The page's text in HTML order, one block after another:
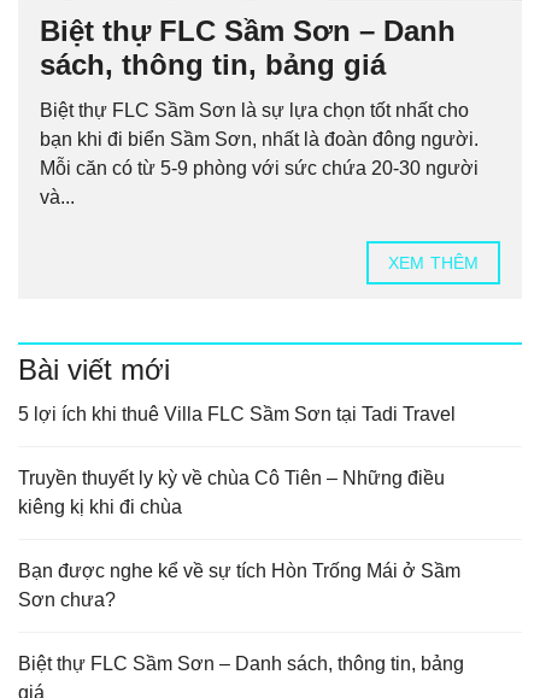
Biệt thự FLC Sầm Sơn – Danh
sách, thông tin, bảng giá
Biệt thự FLC Sầm Sơn là sự lựa chọn tốt nhất cho
bạn khi đi biển Sầm Sơn, nhất là đoàn đông người.
Mỗi căn có từ 5-9 phòng với sức chứa 20-30 người
và...
XEM THÊM
Bài viết mới
5 lợi ích khi thuê Villa FLC Sầm Sơn tại Tadi Travel
Truyền thuyết ly kỳ về chùa Cô Tiên – Những điều
kiêng kị khi đi chùa
Bạn được nghe kể về sự tích Hòn Trống Mái ở Sầm
Sơn chưa?
Biệt thự FLC Sầm Sơn – Danh sách, thông tin, bảng
giá